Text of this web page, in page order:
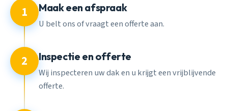
1 Maak een afspraak
U belt ons of vraagt een offerte aan.
2 Inspectie en offerte
Wij inspecteren uw dak en u krijgt een vrijblijvende
offerte.